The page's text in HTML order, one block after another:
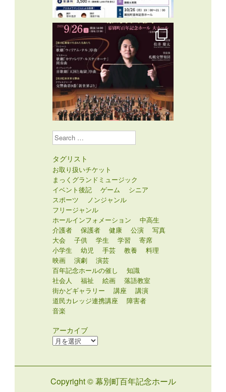
Search
タグリスト
お取り扱いチケット
まっくグランドミュージック
イベント後記
ゲーム
シニア
スポーツ
ノンジャンル
フリージャンル
ホールインフォメーション
中高生
介護者
保護者 健康 公演
写真
大会
子供 学生 学習
寄席
小学生
幼児 手芸 教養
料理
映画
演劇
演芸
百年記念ホールの催し
知識
社会人
福祉 絵画
落語教室
街かどギャラリー
講座
講演
道民カレッジ連携講座
障害者
音楽
アーカイブ
ア
ブ
Copyright © 幕別町百年記念ホール